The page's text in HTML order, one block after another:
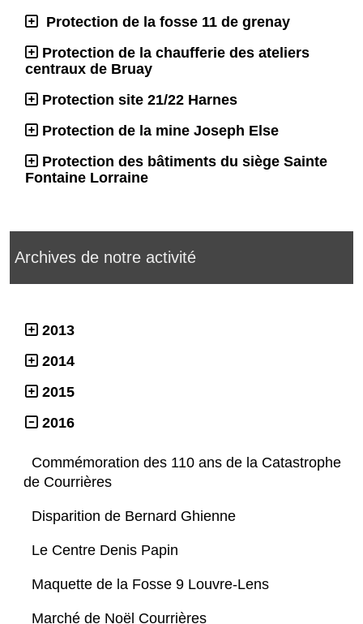
Protection de la fosse 11 de grenay
Protection de la chaufferie des ateliers
centraux de Bruay
Protection site 21/22 Harnes
Protection de la mine Joseph Else
Protection des bâtiments du siège Sainte
Fontaine Lorraine
Archives de notre activité
2013
2014
2015
2016
Commémoration des 110 ans de la Catastrophe
de Courrières
Disparition de Bernard Ghienne
Le Centre Denis Papin
Maquette de la Fosse 9 Louvre-Lens
Marché de Noël Courrières